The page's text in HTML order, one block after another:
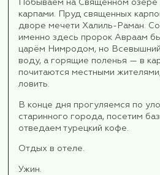
Переезд в г. Урфа (~ 110
Самое древнее из
города известно из
табличек.
Нам предстоит
ассирийской эпохи.
Евфрат и проедем
колыбель древней